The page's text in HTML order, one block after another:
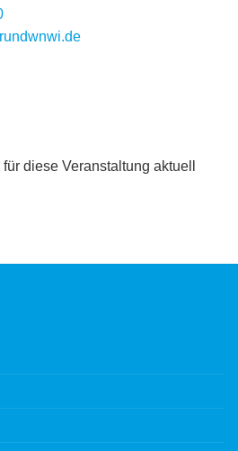
diese Veranstaltung aktuell